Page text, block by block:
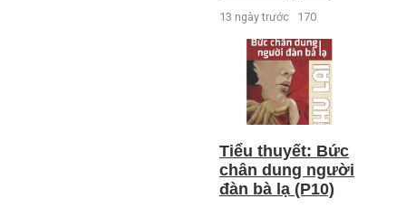
13 ngày trước 170
Tiểu thuyết: Bức
chân dung người
đàn bà lạ (P10)